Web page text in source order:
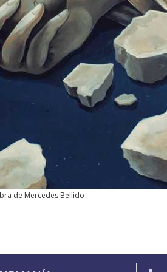
de Mercedes Bellido